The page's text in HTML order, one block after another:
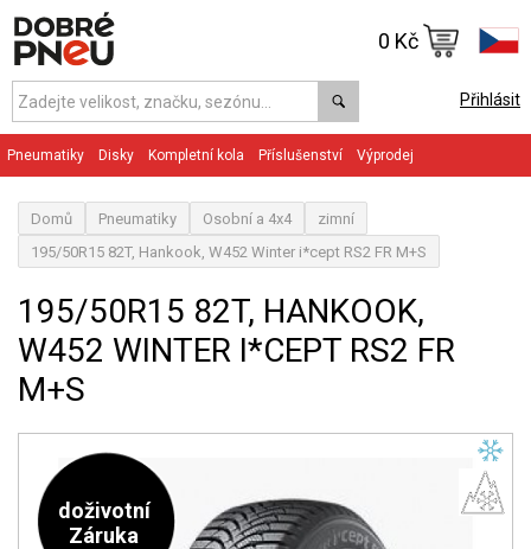
Přihlásit
0 Kč
Pneumatiky Disky Kompletní kola Příslušenství Výprodej
Domů Pneumatiky Osobní a 4x4
zimní
195/50R15 82T, Hankook, W452 Winter i*cept RS2 FR M+S
195/50R15 82T, HANKOOK,
W452 WINTER I*CEPT RS2 FR
M+S
doživotní
Záruka